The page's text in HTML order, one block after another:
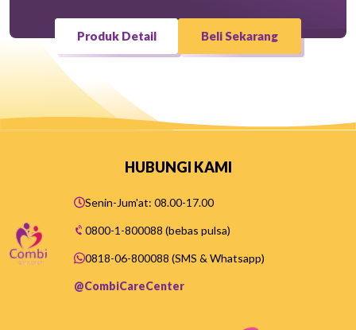
Produk Detail Beli Sekarang
HUBUNGI KAMI
Senin-Jum'at: 08.00-17.00
0800-1-800088 (bebas pulsa)
0818-06-800088 (SMS & Whatsapp)
@CombiCareCenter